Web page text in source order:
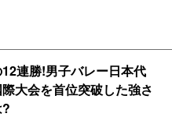
連勝!男子バレー日本代
大会を首位突破した強さ